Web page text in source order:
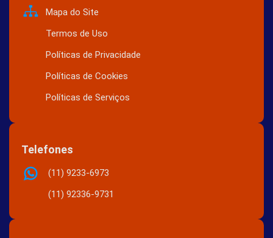
Mapa do Site
Termos de Uso
Políticas de Privacidade
Políticas de Cookies
Políticas de Serviços
Telefones
(11) 9233-6973
(11) 92336-9731